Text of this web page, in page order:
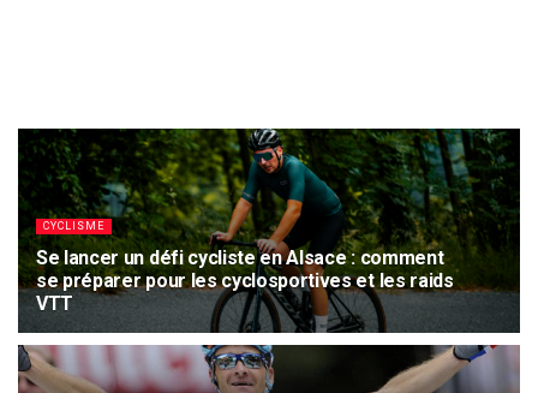
CYCLISME
Se lancer un défi cycliste en Alsace : comment
se préparer pour les cyclosportives et les raids
VTT
10 JUILLET 2025 1.3K